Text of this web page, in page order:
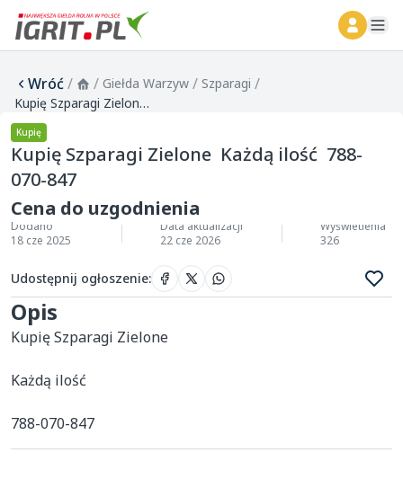
Wróć/ / Giełda Warzyw / Szparagi /
Kupię Szparagi Zielone Każdą ilość 788-070-847
Kupię
Kupię Szparagi Zielone Każdą ilość 788-
070-847
Cena do uzgodnienia
Dodano
18 cze 2025
Data aktualizacji
22 cze 2026
Wyświetlenia
326
Udostępnij ogłoszenie:
Opis
Kupię Szparagi Zielone
Każdą ilość
788-070-847